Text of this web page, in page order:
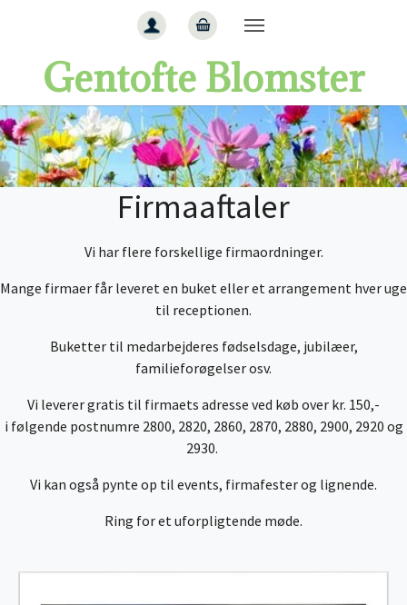
Gentofte Blomster
Firmaaftaler
Vi har flere forskellige firmaordninger.
Mange firmaer får leveret en buket eller et arrangement hver uge
til receptionen.
Buketter til medarbejderes fødselsdage, jubilæer,
familieforøgelser osv.
Vi leverer gratis til firmaets adresse ved køb over kr. 150,-
i følgende postnumre 2800, 2820, 2860, 2870, 2880, 2900, 2920 og
2930.
Vi kan også pynte op til events, firmafester og lignende.
Ring for et uforpligtende møde.